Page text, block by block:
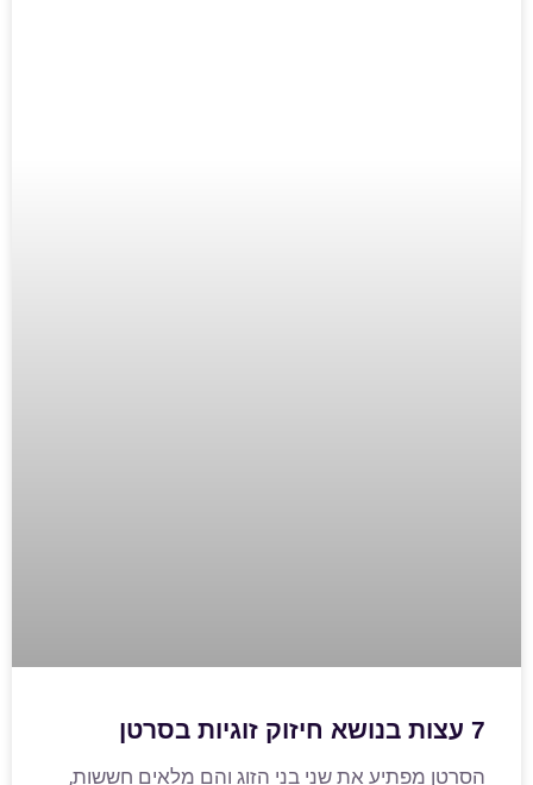
7 עצות בנושא חיזוק זוגיות בסרטן
הסרטן מפתיע את שני בני הזוג והם מלאים חששות,